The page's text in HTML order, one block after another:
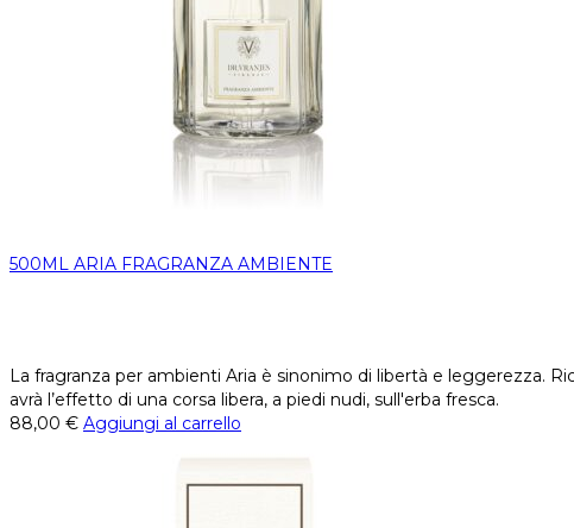
500ML ARIA FRAGRANZA AMBIENTE
La fragranza per ambienti Aria è sinonimo di libertà e leggerezza.
avrà l’effetto di una corsa libera, a piedi nudi, sull'erba fresca.
88,00 € Aggiungi al carrello